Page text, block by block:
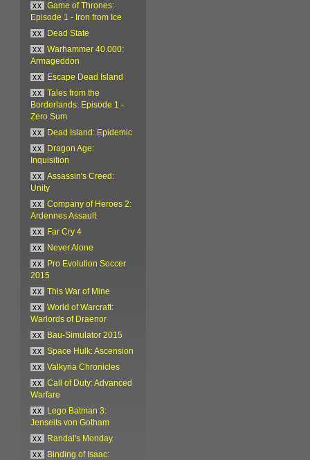
xx
Game of Thrones:
Episode 1 - Iron from Ice
xx
Dead State
xx
Warhammer 40.000:
Armageddon
xx
Escape Dead Island
xx
Tales from the
Borderlands: Episode 1 -
Zero Sum
xx
Dead Island: Epidemic
xx
Dragon Age:
Inquisition
xx
Assassin's Creed:
Unity
xx
Company of Heroes 2:
Ardennes Assault
xx
Far Cry 4
xx
Never Alone
xx
Pro Evolution Soccer
2015
xx
This War of Mine
xx
World of Warcraft:
Warlords of Draenor
xx
Bau-Simulator 2015
xx
Space Hulk: Ascension
xx
Valkyria Chronicles
xx
Call of Duty: Advanced
Warfare
xx
Lego Batman 3:
Jenseits von Gotham
xx
Randal's Monday
xx
Binding of Isaac: